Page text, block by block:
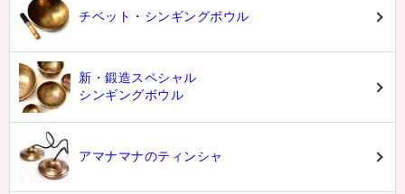
チベット・シンギングボウル
新・鍛造スペシャル
シンギングボウル
アマナマナのティンシャ